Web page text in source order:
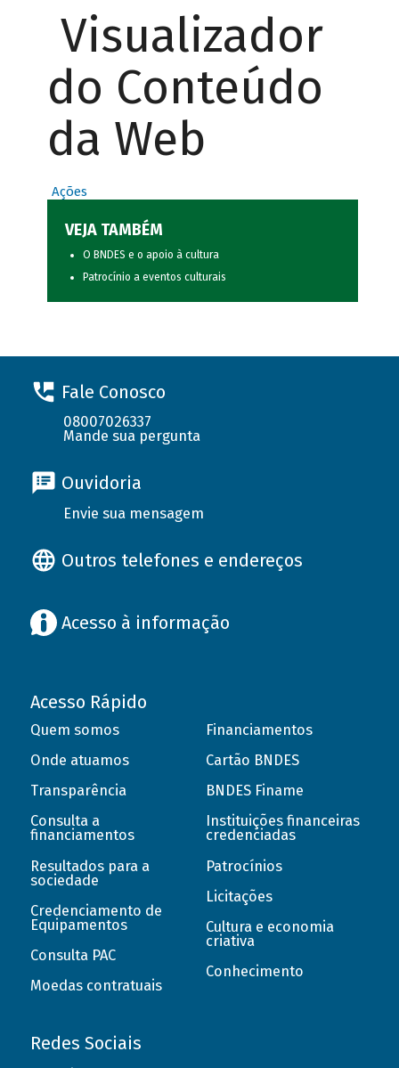
Visualizador
do Conteúdo
da Web
Ações
VEJA TAMBÉM
O BNDES e o apoio à cultura
Patrocínio a eventos culturais
Fale Conosco
08007026337
Mande sua pergunta
Ouvidoria
Envie sua mensagem
Outros telefones e endereços
Acesso à informação
Acesso Rápido
Quem somos
Onde atuamos
Transparência
Consulta a
financiamentos
Resultados para a
sociedade
Credenciamento de
Equipamentos
Consulta PAC
Moedas contratuais
Financiamentos
Cartão BNDES
BNDES Finame
Instituições financeiras
credenciadas
Patrocínios
Licitações
Cultura e economia
criativa
Conhecimento
Redes Sociais